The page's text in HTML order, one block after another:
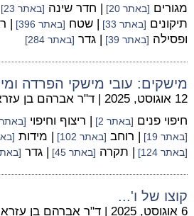
מגורים [באתר 20] | חדר שינה [באתר 23]
תיקונים [באתר 33] | שטח [באתר 396] |
ופסילה [באתר 39] | גדר [באתר 284]
מישקים: עובי מישקי הפרדה
12 אוגוסט, 2025 | ד"ר אברהם בן
חיפוי פנים [באתר 2] | ריצוף וחיפוי [באתר 195]
[באתר 19] | רוחב [באתר 102] | מידות
[באתר 124] | תקרה [באתר 45] | גדר [באתר
קוצו של ו'...
6 אוגוסט, 2025 | ד"ר אברהם בן עזרא